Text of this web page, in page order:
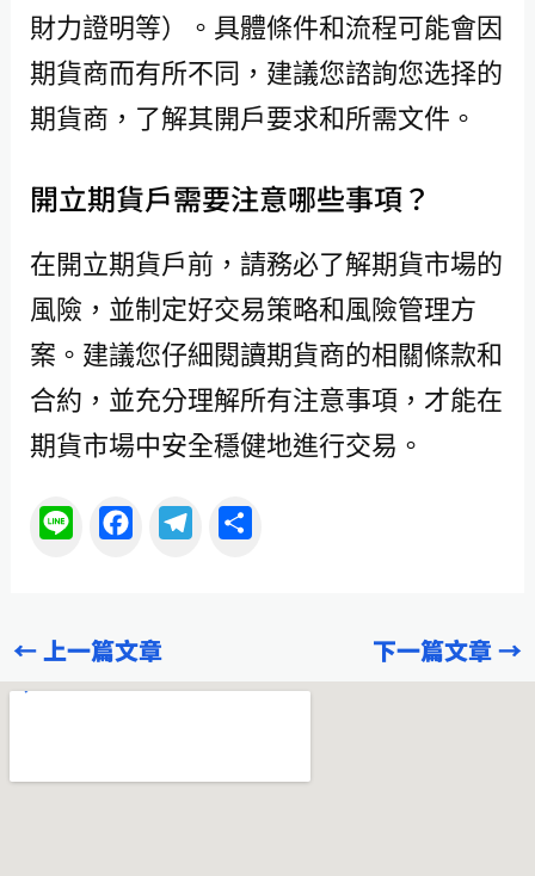
財力證明等）。具體條件和流程可能會因
期貨商而有所不同，建議您諮詢您选择的
期貨商，了解其開戶要求和所需文件。
開立期貨戶需要注意哪些事項？
在開立期貨戶前，請務必了解期貨市場的
風險，並制定好交易策略和風險管理方
案。建議您仔細閱讀期貨商的相關條款和
合約，並充分理解所有注意事項，才能在
期貨市場中安全穩健地進行交易。
b
o
r
←上一篇文章 下一篇文章→